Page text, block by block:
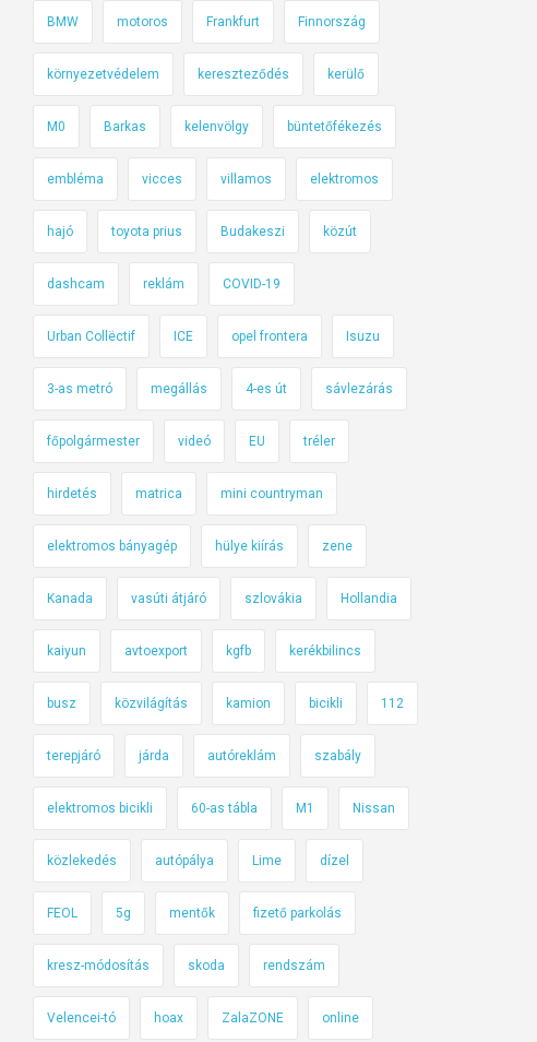
BMW motoros Frankfurt Finnország
környezetvédelem kereszteződés kerülő
M0 Barkas kelenvölgy büntetőfékezés
embléma vicces villamos elektromos
hajó toyota prius Budakeszi közút
dashcam reklám COVID-19
Urban Collëctif ICE opel frontera Isuzu
3-as metró megállás 4-es út sávlezárás
főpolgármester videó EU tréler
hirdetés matrica mini countryman
elektromos bányagép hülye kiírás zene
Kanada vasúti átjáró szlovákia Hollandia
kaiyun avtoexport kgfb kerékbilincs
busz közvilágítás kamion bicikli 112
terepjáró járda autóreklám szabály
elektromos bicikli 60-as tábla M1 Nissan
közlekedés autópálya Lime dízel
FEOL 5g mentők fizető parkolás
kresz-módosítás skoda rendszám
Velencei-tó hoax ZalaZONE online